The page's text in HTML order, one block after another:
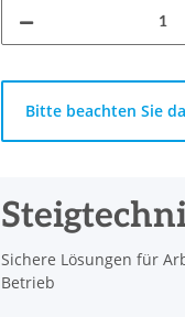
x
Bitte beachten Sie
Sichere Lösungen für
Betrieb